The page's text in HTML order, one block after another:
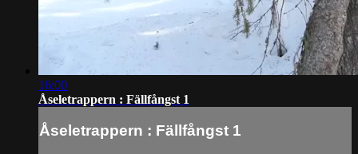
16:00
Åseletrappern : Fällfångst 1
Åseletrappern : Fällfångst 1